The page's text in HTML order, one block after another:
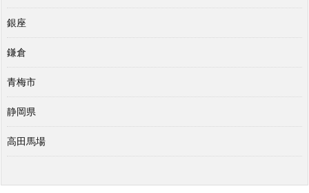
銀座
鎌倉
青梅市
静岡県
高田馬場